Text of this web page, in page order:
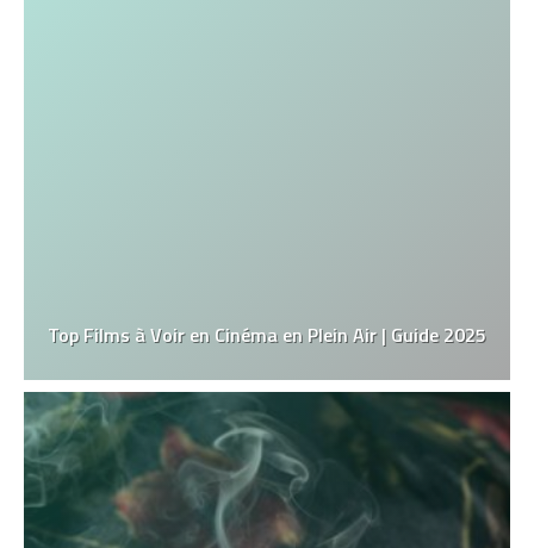
Top Films à Voir en Cinéma en Plein Air | Guide 2025